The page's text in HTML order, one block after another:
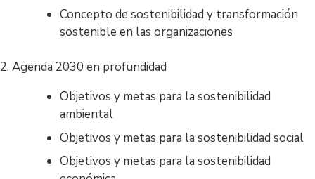
Concepto de sostenibilidad y transformación
sostenible en las organizaciones
2. Agenda 2030 en profundidad
Objetivos y metas para la sostenibilidad
ambiental
Objetivos y metas para la sostenibilidad social
Objetivos y metas para la sostenibilidad